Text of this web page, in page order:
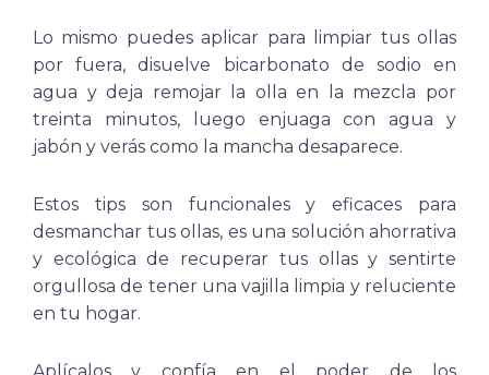
Lo mismo puedes aplicar para limpiar tus ollas
por fuera, disuelve bicarbonato de sodio en
agua y deja remojar la olla en la mezcla por
treinta minutos, luego enjuaga con agua y
jabón y verás como la mancha desaparece.
Estos tips son funcionales y eficaces para
desmanchar tus ollas, es una solución ahorrativa
y ecológica de recuperar tus ollas y sentirte
orgullosa de tener una vajilla limpia y reluciente
en tu hogar.